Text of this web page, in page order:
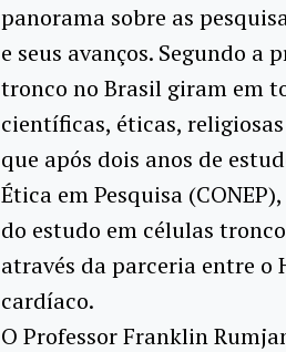
panorama sobre as
e seus avanços. Segundo a
tronco no Brasil giram em
científicas, éticas,
que após dois anos de
Ética em Pesquisa
do estudo em células
através da parceria entre
cardíaco.
O Professor Franklin